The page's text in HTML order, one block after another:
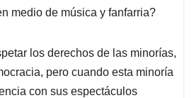
medio de música y fanfarria?
los derechos de las minorías,
pero cuando esta minoría
con sus espectáculos